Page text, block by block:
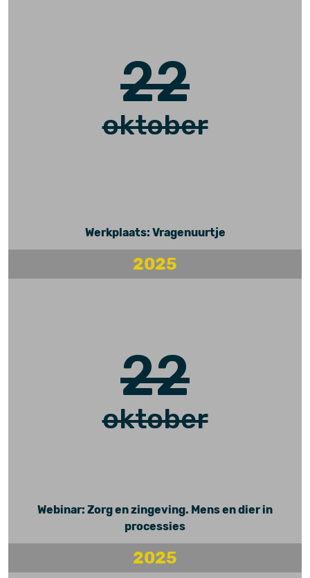
22
oktober
Werkplaats: Vragenuurtje
2025
22
oktober
Webinar: Zorg en zingeving. Mens en dier in
processies
2025